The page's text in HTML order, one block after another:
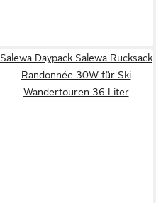
Salewa Daypack Salewa Rucksack
Randonnée 30W für Ski
Wandertouren 36 Liter